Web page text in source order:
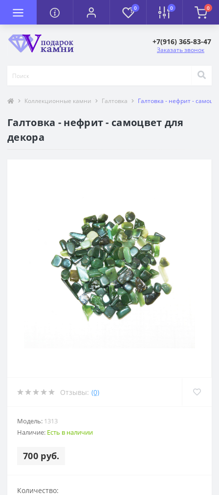
0 0 0
+7(916) 365-83-47
Заказать звонок
Коллекционные камни Галтовка Галтовка - нефрит -
Галтовка - нефрит - самоцвет для
декора
Отзывы: (0)
Модель: 1313
Наличие: Есть в наличии
700 руб.
Количество: